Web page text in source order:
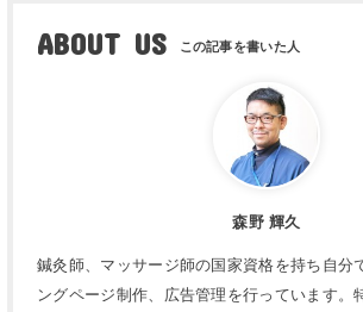
ABOUT US
森野 輝久
鍼灸師、マッサージ師の国家資格を持ち自分
ングページ制作、広告管理を行っています。